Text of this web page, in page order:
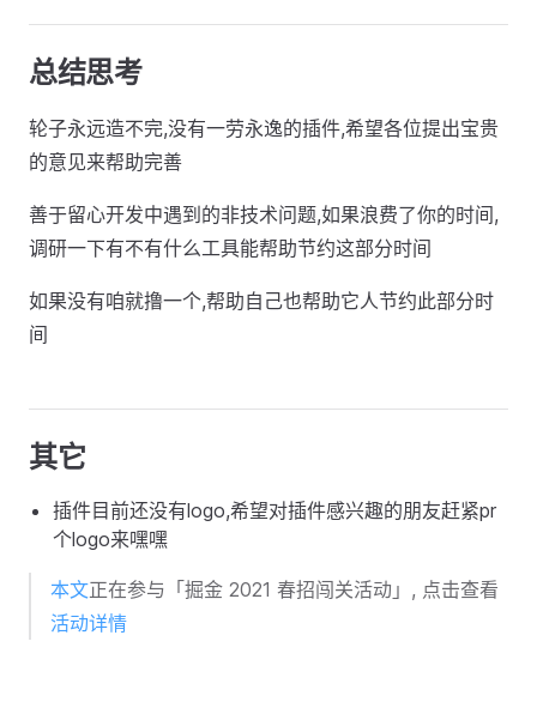
总结思考
轮子永远造不完,没有一劳永逸的插件,希望各位提出宝贵
的意见来帮助完善
善于留心开发中遇到的非技术问题,如果浪费了你的时间,
调研一下有不有什么工具能帮助节约这部分时间
如果没有咱就撸一个,帮助自己也帮助它人节约此部分时
间
其它
插件目前还没有logo,希望对插件感兴趣的朋友赶紧pr
个logo来嘿嘿
本文正在参与「掘金 2021 春招闯关活动」, 点击查看
活动详情